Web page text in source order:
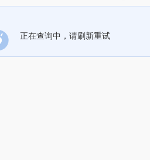
正在查询中，请刷新重试